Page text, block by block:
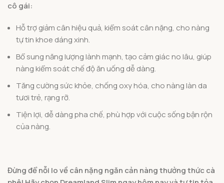
cô gái:
Hỗ trợ giảm cân hiệu quả, kiểm soát cân nặng, cho nàng
tự tin khoe dáng xinh.
Bổ sung năng lượng lành mạnh, tạo cảm giác no lâu, giúp
nàng kiểm soát chế độ ăn uống dễ dàng.
Tăng cường sức khỏe, chống oxy hóa, cho nàng làn da
tươi trẻ, rạng rỡ.
Tiện lợi, dễ dàng pha chế, phù hợp với cuộc sống bận rộn
của nàng.
Đừng để nỗi lo về cân nặng ngăn cản nàng thưởng thức cà